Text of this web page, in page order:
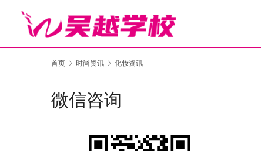
首页 时尚资讯 化妆资讯
微信咨询